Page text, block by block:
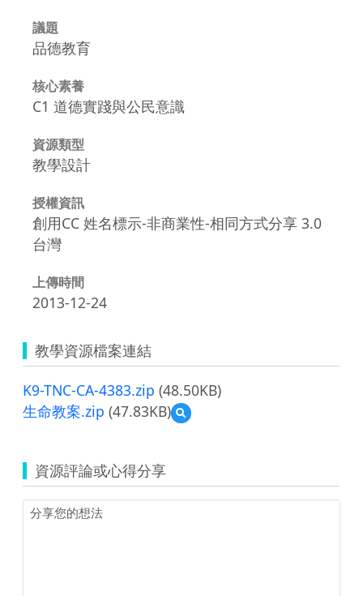
議題
品德教育
核心素養
C1 道德實踐與公民意識
資源類型
教學設計
授權資訊
創用CC 姓名標示-非商業性-相同方式分享 3.0
台灣
上傳時間
2013-12-24
教學資源檔案連結
K9-TNC-CA-4383.zip (48.50KB)
生命教案.zip (47.83KB)
預
覽
案.zip
資源評論或心得分享